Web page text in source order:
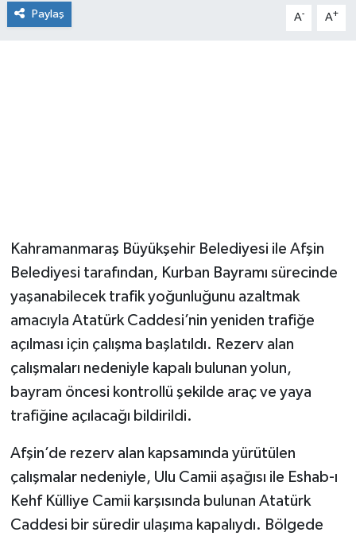
Paylaş A- A+
Kahramanmaraş Büyükşehir Belediyesi ile Afşin
Belediyesi tarafından, Kurban Bayramı sürecinde
yaşanabilecek trafik yoğunluğunu azaltmak
amacıyla Atatürk Caddesi’nin yeniden trafiğe
açılması için çalışma başlatıldı. Rezerv alan
çalışmaları nedeniyle kapalı bulunan yolun,
bayram öncesi kontrollü şekilde araç ve yaya
trafiğine açılacağı bildirildi.
Afşin’de rezerv alan kapsamında yürütülen
çalışmalar nedeniyle, Ulu Camii aşağısı ile Eshab-ı
Kehf Külliye Camii karşısında bulunan Atatürk
Caddesi bir süredir ulaşıma kapalıydı. Bölgede